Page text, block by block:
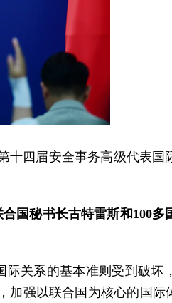
四届安全事务高级代表国
国秘书长古特雷斯和100
关系的基本准则受到破坏
强以联合国为核心的国际